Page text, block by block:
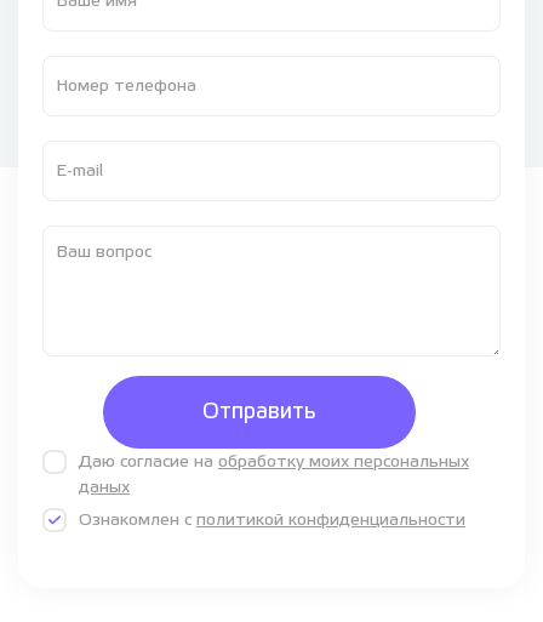
Отправить
Даю согласие на обработку моих персональных
даных
Ознакомлен с политикой конфиденциальности